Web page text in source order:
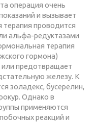
операция очень
и вызывает
проводится
альфа-редуктазами
терапия
гормона)
или предотвращает
железу. К
золадекс, бусерелин,
Однако в
применяются
реакций и